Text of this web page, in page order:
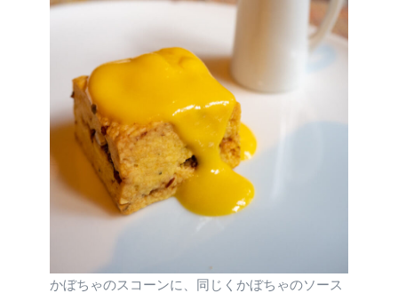
かぼちゃのスコーンに、同じくかぼちゃのソース